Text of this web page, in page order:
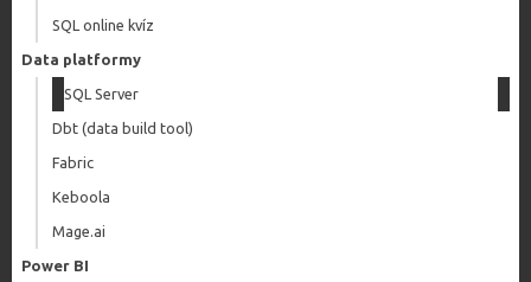
SQL online kvíz
Data platformy
SQL Server
Dbt (data build tool)
Fabric
Keboola
Mage.ai
Power BI